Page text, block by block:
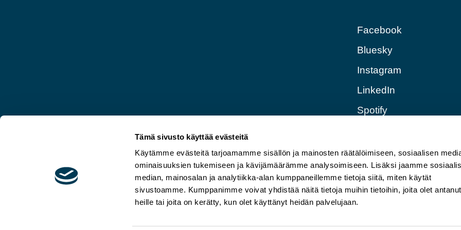
Tämä sivusto käyttää evästeitä
Käytämme evästeitä tarjoamamme sisällön ja mainosten räätälöimiseen, sosiaalisen
ominaisuuksien tukemiseen ja kävijämäärämme analysoimiseen. Lisäksi jaamme
median, mainosalan ja analytiikka-alan kumppaneillemme tietoja siitä, miten käytät
sivustoamme. Kumppanimme voivat yhdistää näitä tietoja muihin tietoihin, joita olet antanut
heille tai joita on kerätty, kun olet käyttänyt heidän palvelujaan.
Facebook
Bluesky
Instagram
LinkedIn
Spotify
RSS